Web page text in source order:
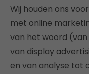
Wij houden ons
met online
van het woord
van display
en van analyse tot